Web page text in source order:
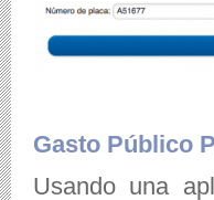
Gasto Público
Usando una